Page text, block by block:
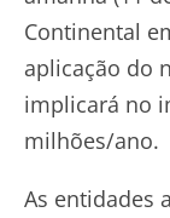
Continental
aplicação do
implicará no
milhões/ano.
As entidades